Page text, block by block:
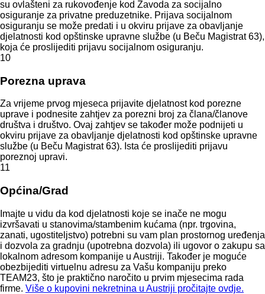
su ovlašteni za rukovođenje kod Zavoda za socijalno
osiguranje za privatne preduzetnike. Prijava socijalnom
osiguranju se može predati i u okviru prijave za obavljanje
djelatnosti kod opštinske upravne službe (u Beču Magistrat 63),
koja će proslijediti prijavu socijalnom osiguranju.
10
Porezna uprava
Za vrijeme prvog mjeseca prijavite djelatnost kod porezne
uprave i podnesite zahtjev za porezni broj za člana/članove
društva i društvo. Ovaj zahtjev se također može podnijeti u
okviru prijave za obavljanje djelatnosti kod opštinske upravne
službe (u Beču Magistrat 63). Ista će proslijediti prijavu
poreznoj upravi.
11
Općina/Grad
Imajte u vidu da kod djelatnosti koje se inače ne mogu
izvršavati u stanovima/stambenim kućama (npr. trgovina,
zanati, ugostiteljstvo) potrebni su vam plan prostornog uređenja
i dozvola za gradnju (upotrebna dozvola) ili ugovor o zakupu sa
lokalnom adresom kompanije u Austriji. Također je moguće
obezbijediti virtuelnu adresu za Vašu kompaniju preko
TEAM23, što je praktično naročito u prvim mjesecima rada
firme. Više o kupovini nekretnina u Austriji pročitajte ovdje.